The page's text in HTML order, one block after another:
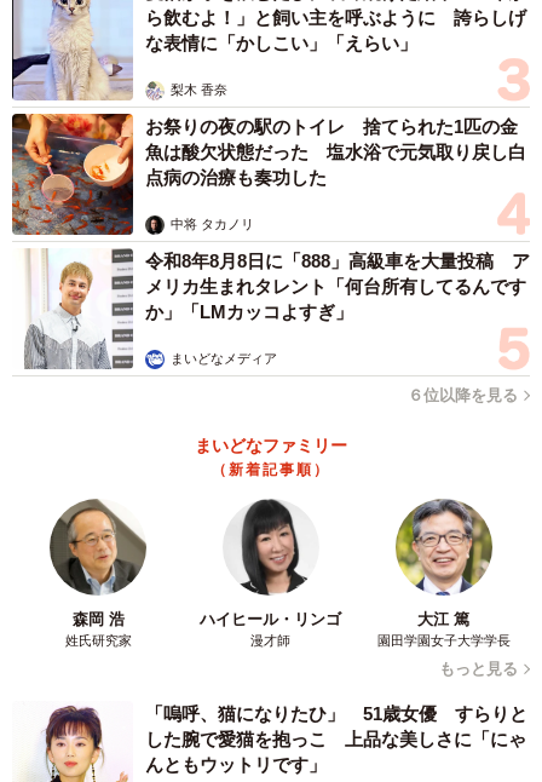
ら飲むよ！」と飼い主を呼ぶように 誇らしげ
な表情に「かしこい」「えらい」
梨木 香奈
お祭りの夜の駅のトイレ 捨てられた1匹の金
魚は酸欠状態だった 塩水浴で元気取り戻し白
点病の治療も奏功した
中将 タカノリ
令和8年8月8日に「888」高級車を大量投稿 ア
メリカ生まれタレント「何台所有してるんです
か」「LMカッコよすぎ」
まいどなメディア
６位以降を見る
まいどなファミリー
（新着記事順）
森岡 浩
姓氏研究家
ハイヒール・リンゴ
漫才師
大江 篤
園田学園女子大学学長
もっと見る
「嗚呼、猫になりたひ」 51歳女優 すらりと
した腕で愛猫を抱っこ 上品な美しさに「にゃ
んともウットリです」